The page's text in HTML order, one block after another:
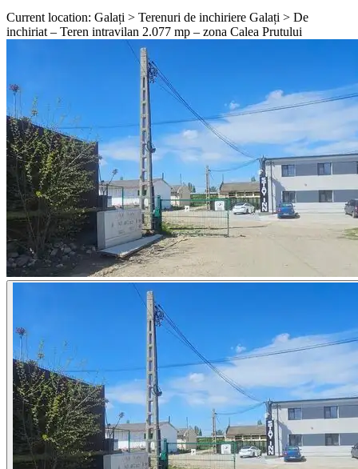
Current location: Galați > Terenuri de inchiriere Galați > De
inchiriat – Teren intravilan 2.077 mp – zona Calea Prutului